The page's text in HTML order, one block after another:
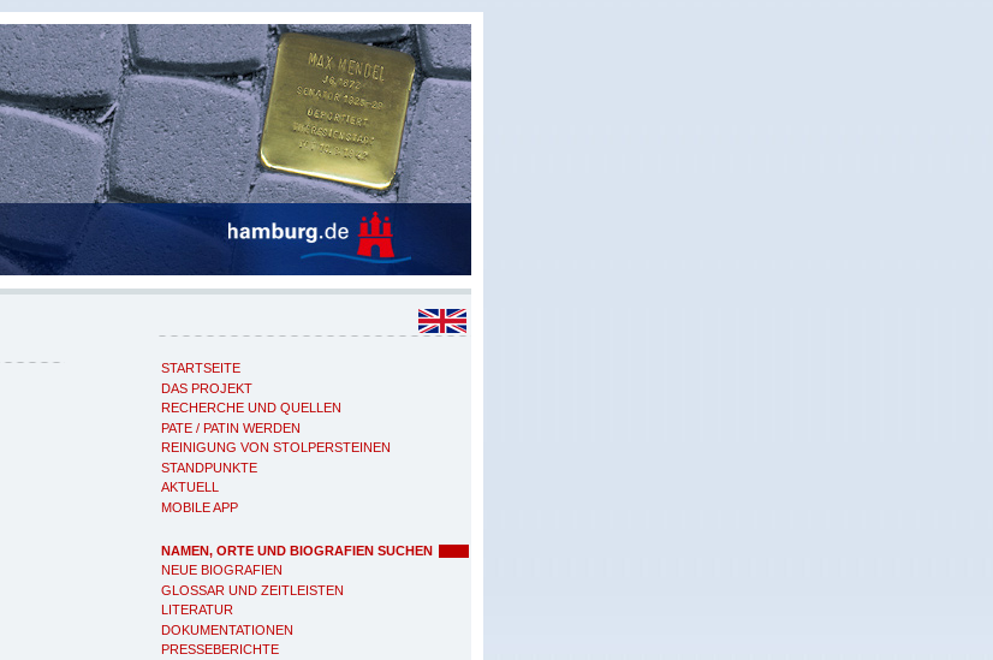
STARTSEITE
DAS PROJEKT
RECHERCHE UND QUELLEN
PATE / PATIN WERDEN
REINIGUNG VON STOLPERSTEINEN
STANDPUNKTE
AKTUELL
MOBILE APP
NAMEN, ORTE UND BIOGRAFIEN SUCHEN
NEUE BIOGRAFIEN
GLOSSAR UND ZEITLEISTEN
LITERATUR
DOKUMENTATIONEN
PRESSEBERICHTE